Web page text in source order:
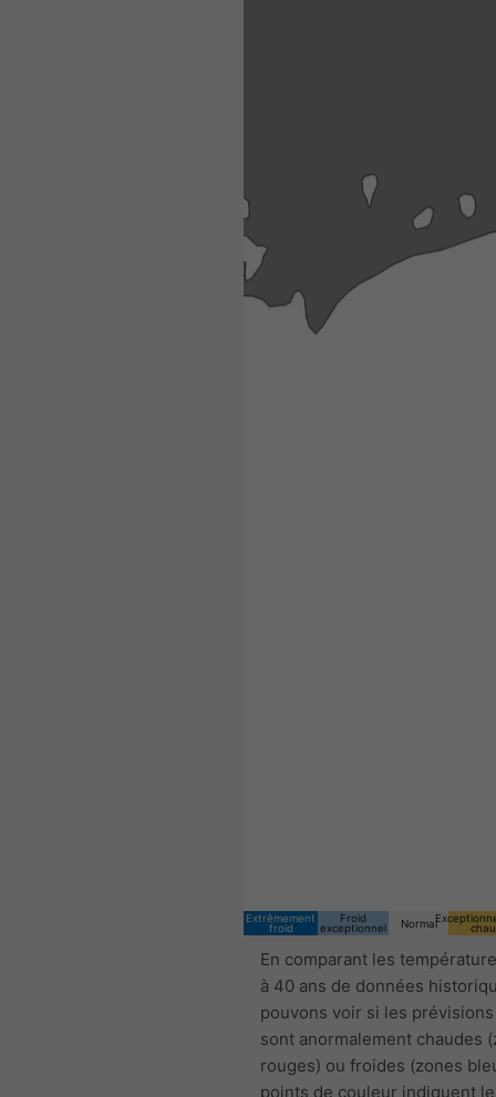
Extrêmement
froid
Froid
exceptionnel
Normal
En comparant les
à 40 ans de données
pouvons voir si les
sont anormalement chaudes
rouges) ou froides (zones
points de couleur indiquent